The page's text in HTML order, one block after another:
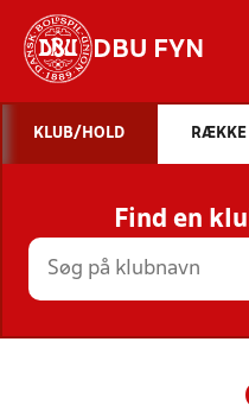
DBU FYN
STILLINGER,
KLUB/HOLD RÆKKE
Find en